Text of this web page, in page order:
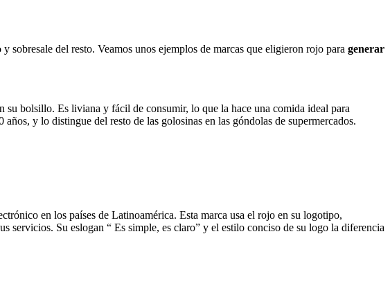
sobresale del resto. Veamos unos ejemplos de marcas que eligieron rojo para generar
su bolsillo. Es liviana y fácil de consumir, lo que la hace una comida ideal para
y lo distingue del resto de las golosinas en las góndolas de supermercados.
en los países de Latinoamérica. Esta marca usa el rojo en su logotipo,
servicios. Su eslogan “ Es simple, es claro” y el estilo conciso de su logo la diferencia